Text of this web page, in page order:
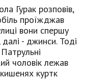
Гурак розповів,
проїжджав
вони спершу
далі - джинси. Тоді
чоловік лежав
куртк